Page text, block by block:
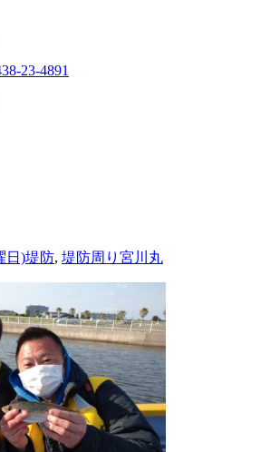
23-4891
日)堤防, 堤防周り 宮川丸